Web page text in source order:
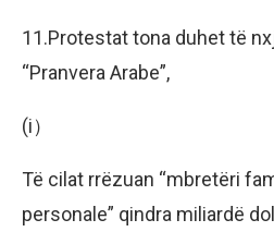
11.Protestat tona duhet të
“Pranvera Arabe”,
(i）
Të cilat rrëzuan “mbretëri
personale” qindra miliardë